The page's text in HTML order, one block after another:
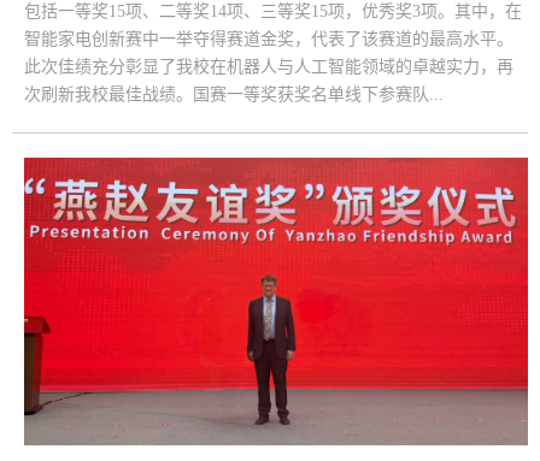
包括一等奖15项、二等奖14项、三等奖15项，优秀奖3项。其中，在
智能家电创新赛中一举夺得赛道金奖，代表了该赛道的最高水平。
此次佳绩充分彰显了我校在机器人与人工智能领域的卓越实力，再
次刷新我校最佳战绩。国赛一等奖获奖名单线下参赛队...